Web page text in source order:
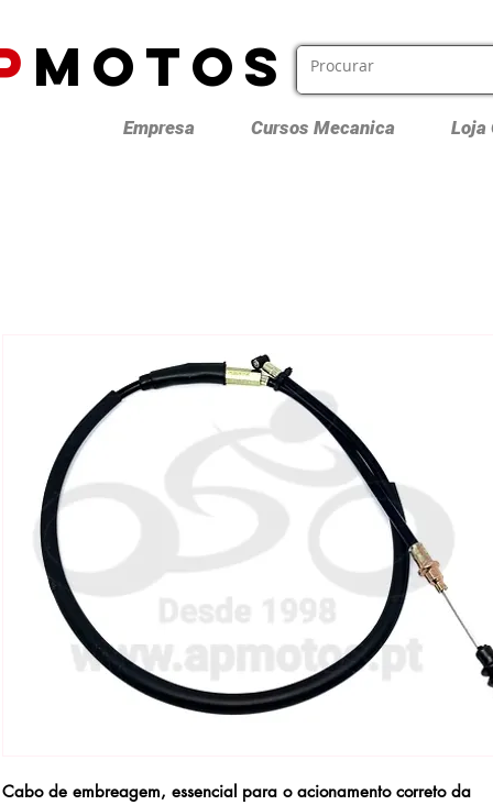
MOTOS
Empresa Cursos Mecanica Loja
Cabo de embreagem, essencial para o acionamento correto da